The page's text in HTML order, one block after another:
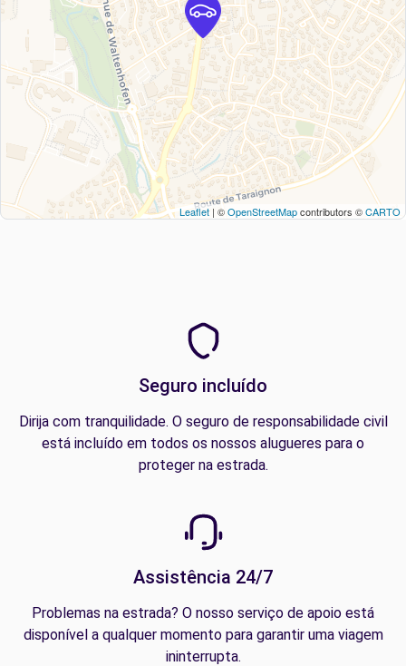
Leaflet | ©OpenStreetMapcontributors ©CARTO
Seguro incluído
Dirija com tranquilidade. O seguro de responsabilidade civil
está incluído em todos os nossos alugueres para o
proteger na estrada.
Assistência 24/7
Problemas na estrada? O nosso serviço de apoio está
disponível a qualquer momento para garantir uma viagem
ininterrupta.